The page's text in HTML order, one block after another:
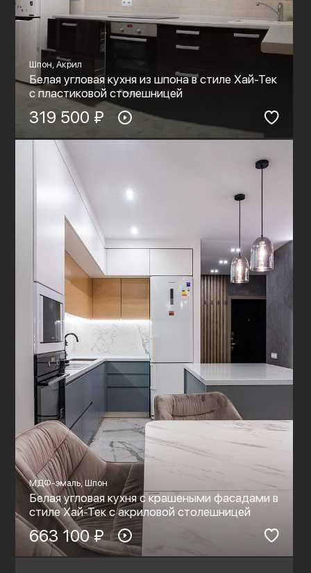
Шпон, Акрил
Белая угловая кухня из шпона в стиле Хай-Тек
с пластиковой столешницей
319 500 ₽
МДФ-эмаль, Шпон
Белая угловая кухня с крашеными фасадами в
стиле Хай-Тек c акриловой столешницей
663 100 ₽